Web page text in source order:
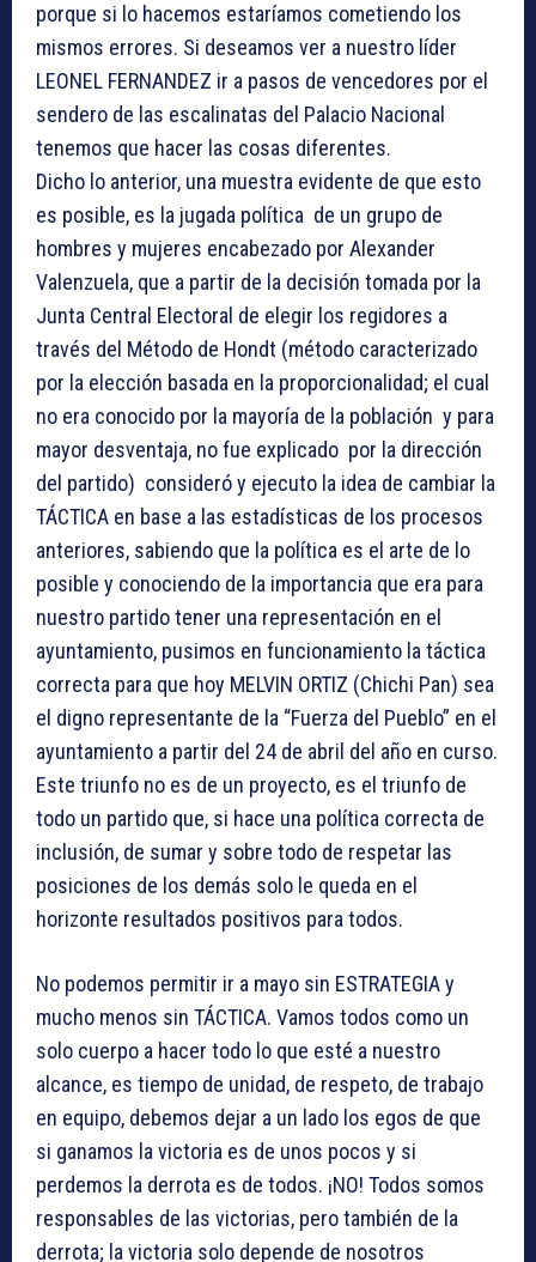
porque si lo hacemos estaríamos cometiendo los
mismos errores. Si deseamos ver a nuestro líder
LEONEL FERNANDEZ ir a pasos de vencedores por el
sendero de las escalinatas del Palacio Nacional
tenemos que hacer las cosas diferentes.
Dicho lo anterior, una muestra evidente de que esto
es posible, es la jugada política de un grupo de
hombres y mujeres encabezado por Alexander
Valenzuela, que a partir de la decisión tomada por la
Junta Central Electoral de elegir los regidores a
través del Método de Hondt (método caracterizado
por la elección basada en la proporcionalidad; el cual
no era conocido por la mayoría de la población y para
mayor desventaja, no fue explicado por la dirección
del partido) consideró y ejecuto la idea de cambiar la
TÁCTICA en base a las estadísticas de los procesos
anteriores, sabiendo que la política es el arte de lo
posible y conociendo de la importancia que era para
nuestro partido tener una representación en el
ayuntamiento, pusimos en funcionamiento la táctica
correcta para que hoy MELVIN ORTIZ (Chichi Pan) sea
el digno representante de la “Fuerza del Pueblo” en el
ayuntamiento a partir del 24 de abril del año en curso.
Este triunfo no es de un proyecto, es el triunfo de
todo un partido que, si hace una política correcta de
inclusión, de sumar y sobre todo de respetar las
posiciones de los demás solo le queda en el
horizonte resultados positivos para todos.
No podemos permitir ir a mayo sin ESTRATEGIA y
mucho menos sin TÁCTICA. Vamos todos como un
solo cuerpo a hacer todo lo que esté a nuestro
alcance, es tiempo de unidad, de respeto, de trabajo
en equipo, debemos dejar a un lado los egos de que
si ganamos la victoria es de unos pocos y si
perdemos la derrota es de todos. ¡NO! Todos somos
responsables de las victorias, pero también de la
derrota; la victoria solo depende de nosotros